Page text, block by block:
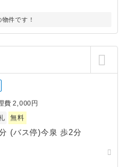
件です！
費 2,000円
無料
(バス停)今泉 歩2分